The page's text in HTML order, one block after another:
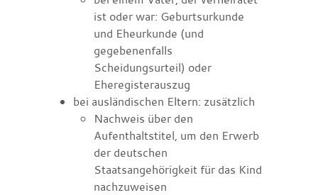
ist oder war: Geburtsurkunde
und Eheurkunde (und
gegebenenfalls
Scheidungsurteil) oder
Eheregisterauszug
bei ausländischen Eltern: zusätzlich
Nachweis über den
Aufenthaltstitel, um den Erwerb
der deutschen
Staatsangehörigkeit für das Kind
nachzuweisen